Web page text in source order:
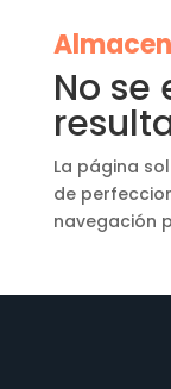
No se
La página
de
navegación